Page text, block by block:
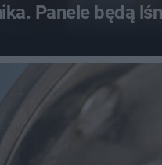
Panele będą